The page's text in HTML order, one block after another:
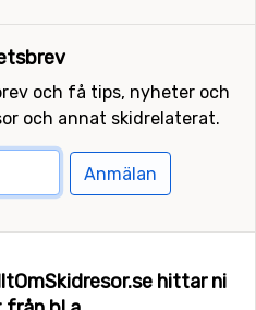
och få tips, nyheter och
och annat skidrelaterat.
Anmälan
hittar ni